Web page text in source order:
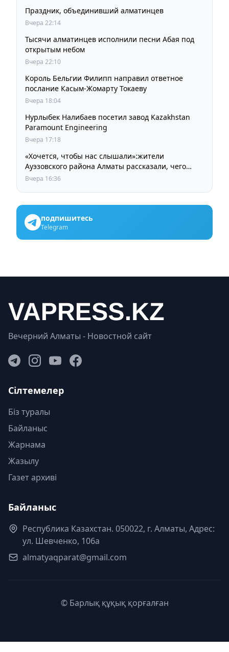
Праздник, объединивший алматинцев
Вчера 22:14
Тысячи алматинцев исполнили песни Абая под
открытым небом
Вчера 22:10
Король Бельгии Филипп направил ответное
послание Касым-Жомарту Токаеву
Вчера 18:04
Нурлыбек Налибаев посетил завод Kazakhstan
Paramount Engineering
Вчера 17:18
«Хочется, чтобы нас слышали»:жители
Ауэзовского района Алматы рассказали, чего
ждут от выборов депутатов Курултая
Вчера 16:36
подпишитесь
Telegram
Вечерний Алматы - Новостной сайт
Сілтемелер
Біз туралы
Байланыс
Жарнама
Жазылу
Газет архиві
Байланыс
Республика Казахстан. 050022, г. Алматы, Адрес:
ул. Шевченко, 106а
almatyaqparat@gmail.com
© Барлық құқық қорғалған